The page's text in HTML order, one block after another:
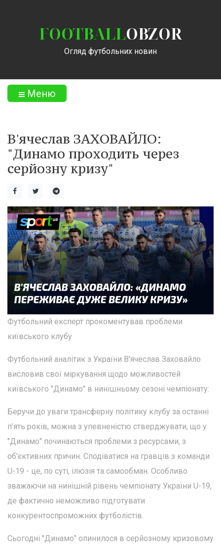
FOOTBALLOBZOR
Огляд футбольних новин
Меню
В'ячеслав ЗАХОВАЙЛО:
"Динамо проходить через
серйозну кризу"
Футбольний експерт прокоментував проблеми
київського клубу
Футбольний аналітик з України В'ячеслав Заховайло
висловив свої міркування щодо можливостей
київського "Динамо" в нинішньому сезоні чемпіонату:
Беручи до уваги трансферну політику клубу за останні
п’ять років, можна з упевненістю стверджувати, що у
"Динамо" починаються проблеми з ресурсами, з
об'єктивних причин. Сподіватися на гравців з команди
U-19 - це, по суті, ілюзія та самообман. Особливо
зважаючи на нинішній рівень чемпіонату України U-19,
де фактично неможливо підготувати
конкурентоспроможних футболістів.
Сьогодні "Динамо" опинилося в серйозному кризовому